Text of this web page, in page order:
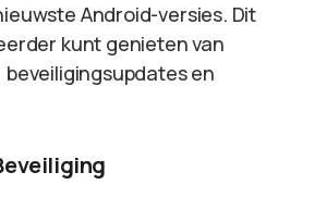
Android-versies. Dit
kunt genieten van
en